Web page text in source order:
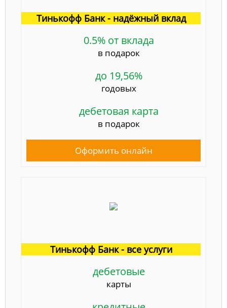
Тинькофф Банк - надёжный вклад
0.5% от вклада
в подарок
до 19,56%
годовых
дебетовая карта
в подарок
Оформить онлайн
Тинькофф Банк - все услуги
дебетовые
карты